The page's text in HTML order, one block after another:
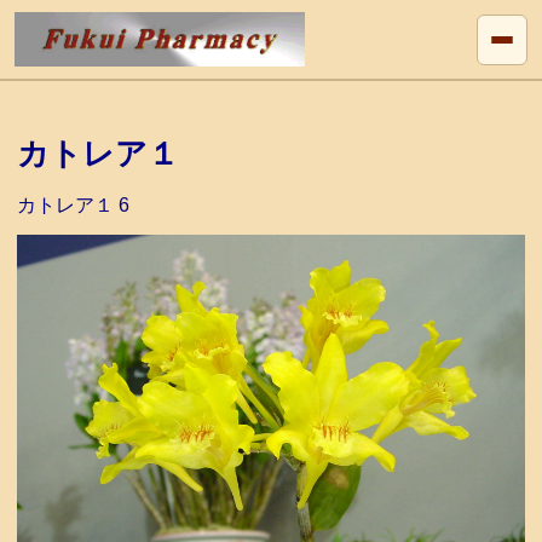
カトレア１
カトレア１ 6